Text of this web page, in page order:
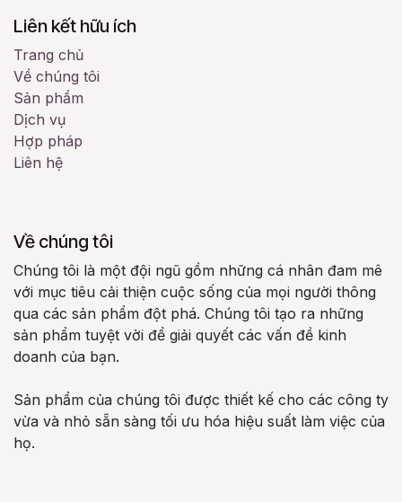
Liên kết hữu ích
Trang chủ
Về chúng tôi
Sản phẩm
Dịch vụ
Hợp pháp
Liên hệ
Về chúng tôi
Chúng tôi là một đội ngũ gồm những cá nhân đam mê
với mục tiêu cải thiện cuộc sống của mọi người thông
qua các sản phẩm đột phá. Chúng tôi tạo ra những
sản phẩm tuyệt vời để giải quyết các vấn đề kinh
doanh của bạn.
Sản phẩm của chúng tôi được thiết kế cho các công ty
vừa và nhỏ sẵn sàng tối ưu hóa hiệu suất làm việc của
họ.